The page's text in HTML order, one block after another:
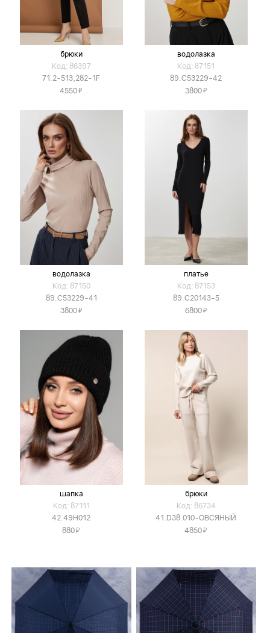
брюки
Код: 86397
71.2-513,282-1F
4550Я
водолазка
Код: 87151
89.С53229-42
3800Я
водолазка
Код: 87150
89.С53229-41
3800Я
платье
Код: 87153
89.С20143-5
6800Я
шапка
Код: 87111
42.49H012
880Я
брюки
Код: 86734
41.D38.010-ОВСЯНЫЙ
4850Я